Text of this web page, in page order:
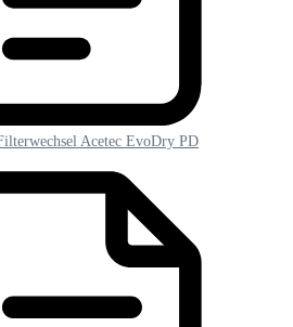
Acetec EvoDry PD